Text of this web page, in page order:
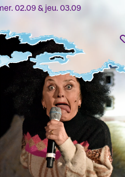
02.09 & jeu. 03.09